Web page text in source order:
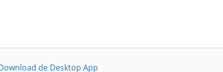
de Desktop App